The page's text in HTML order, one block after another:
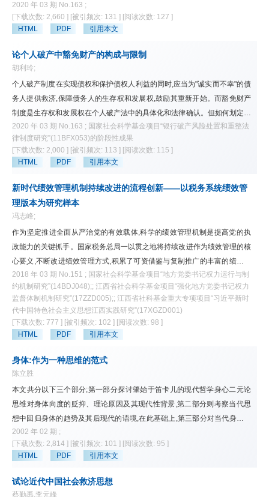
一的现状,自由财产的具体额度应通过地方立法确定。破产申请前的资产安
排虽可实现自由财产价值的最大化,但需要限定转换额度,对债务人实施的欺
诈性转换行为应予以撤销。在自由财产的处置上,应进一步契合我国的社会
观念,对使用自由财产清偿债务及放弃自由财产的行为效力应予以否定,对于
在生活必需品及必要职业工具上设定的担保权应予以撤销,在置换自由财产
2020 年 03 期 No.163 ;
[下载次数: 2,660 ] [被引频次: 131 ] [阅读次数: 127 ]
HTML
PDF 引用本文
论个人破产中豁免财产的构成与限制
胡利玲;
个人破产制度在实现债权和保护债权人利益的同时,应当为"诚实而不幸"的债
务人提供救济,保障债务人的生存权和发展权,鼓励其重新开始。而豁免财产
制度是生存权和发展权在个人破产法中的具体化和法律确认。但如何划定豁
免财产的范围及其构成,是豁免财产制度的核心和难点。因为在债务人的财
产上存在着相互竞争的利益且此消彼长。一方面要保障债务人基于"人"的权
利,但另一方面必须保护债权人的财产权利,以平衡债务人和债权人之间的利
法上对豁免财产的范围进行明确的规定,并予以必要的限制,使豁免财产的范
围与对破产人适度保障的立法原则相适应,防止造成债权人利益的过度牺牲,
也避免可能对债务人利用破产逃避债务产生不当激励。为此可借鉴有成熟经
验的国家的做法,明确可豁免财产的具体构成并详细列举可豁免财产的种类
(清单),同时对各类豁免财产在价值、类型、用途、债务人对财产的需求程度
等方面予以必要的限制。
2020 年 03 期 No.163 ; 国家社会科学基金项目“银行破产风险处置和重整法
律制度研究”(11BFX053)的阶段性成果
[下载次数: 2,000 ] [被引频次: 113 ] [阅读次数: 115 ]
HTML
PDF 引用本文
新时代绩效管理机制持续改进的流程创新——以税务系统绩效管
理版本为研究样本
冯志峰;
作为坚定推进全面从严治党的有效载体,科学的绩效管理机制是提高党的执
政能力的关键抓手。国家税务总局一以贯之地将持续改进作为绩效管理的核
心要义,不断改进绩效管理方式,积累了可资借鉴与复制推广的丰富的绩效管
理实践经验。为有效提升绩效管理科学化水平,必须正确处理好绩效管理目
标、过程、结果、方式和技术之间的内在关系,推动形成"自我约束、持续改
进、改革创新"的绩效管理内生机制。为此,持续推进绩效管理工作,必须立足
新时代实际需要,创新绩效管理流程,以实施战略绩效管理为导向,以规范指标
设置和完善运行机制为重点,以加强信息技术支撑为依托,努力形成相对成熟
进经济社会科学发展。
2018 年 03 期 No.151 ; 国家社会科学基金项目“地方党委书记权力运行与制
约机制研究”(14BDJ048);; 江西省社会科学基金项目“强化地方党委书记权力
监督体制机制研究”(17ZZD005);; 江西省社科基金重大专项项目“习近平新时
代中国特色社会主义思想江西实践研究”(17XGZD001)
[下载次数: 777 ] [被引频次: 102 ] [阅读次数: 98 ]
HTML
PDF 引用本文
身体:作为一种思维的范式
陈立胜
本文共分以下三个部分;第一部分探讨肇始于笛卡儿的现代哲学身心二元论
思维对身体向度的贬抑、理论原因及其现代性背景,第二部分则考察当代思
想中回归身体的趋势及其后现代的语境,在此基础上,第三部分对当代身体思
想进行了理论的评估,并尝试提出作为哲学范式的身体学之架构。
2002 年 02 期 ;
[下载次数: 2,814 ] [被引频次: 101 ] [阅读次数: 95 ]
HTML
PDF 引用本文
试论近代中国社会救济思想
蔡勤禹,李元峰